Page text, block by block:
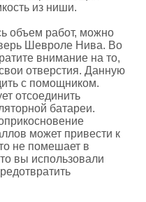
из ниши.
объем работ, можно
Шевроле Нива. Во
внимание на то,
отверстия. Данную
с помощником.
отсоединить
батареи.
может привести к
не помешает в
вы использовали